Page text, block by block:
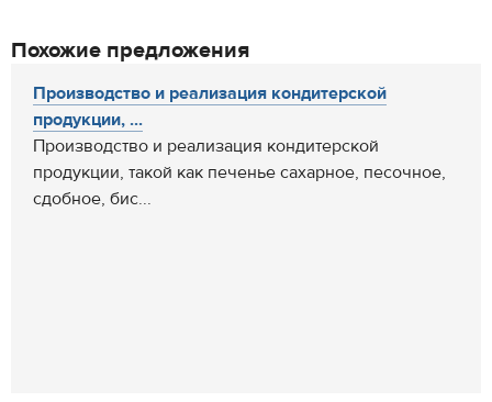
Похожие предложения
Производство и реализация кондитерской
продукции, ...
Производство и реализация кондитерской
продукции, такой как печенье сахарное, песочное,
сдобное, бис...